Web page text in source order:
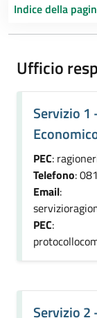
Indice della
Ufficio
Servizio 1
PEC:
Telefono:
Email:
PEC:
Servizio